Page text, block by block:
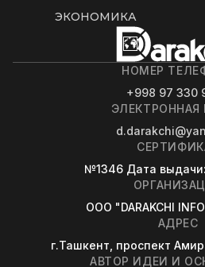
ЭКОНОМИКА
НОМЕР
+998 97 330
ЭЛЕКТРОННАЯ
№1346 Дата выдачи
OOO "DARAKCHI
АДРЕС
г.Ташкент, проспект
АВТОР ИДЕИ И